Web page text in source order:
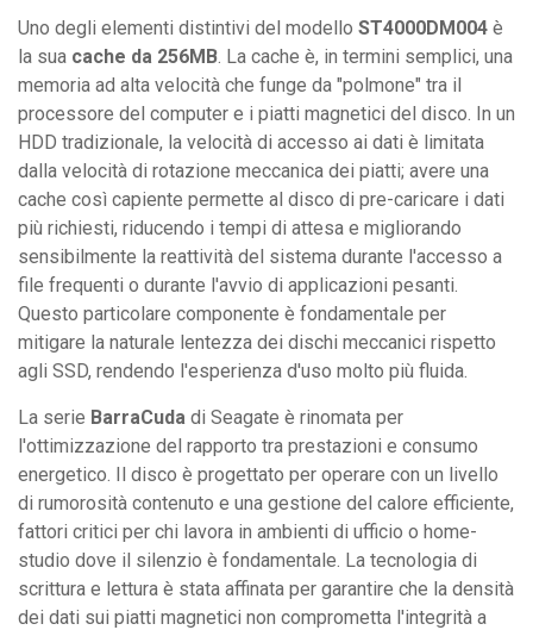
Uno degli elementi distintivi del modello ST4000DM004 è
la sua cache da 256MB. La cache è, in termini semplici, una
memoria ad alta velocità che funge da "polmone" tra il
processore del computer e i piatti magnetici del disco. In un
HDD tradizionale, la velocità di accesso ai dati è limitata
dalla velocità di rotazione meccanica dei piatti; avere una
cache così capiente permette al disco di pre-caricare i dati
più richiesti, riducendo i tempi di attesa e migliorando
sensibilmente la reattività del sistema durante l'accesso a
file frequenti o durante l'avvio di applicazioni pesanti.
Questo particolare componente è fondamentale per
mitigare la naturale lentezza dei dischi meccanici rispetto
agli SSD, rendendo l'esperienza d'uso molto più fluida.
La serie BarraCuda di Seagate è rinomata per
l'ottimizzazione del rapporto tra prestazioni e consumo
energetico. Il disco è progettato per operare con un livello
di rumorosità contenuto e una gestione del calore efficiente,
fattori critici per chi lavora in ambienti di ufficio o home-
studio dove il silenzio è fondamentale. La tecnologia di
scrittura e lettura è stata affinata per garantire che la densità
dei dati sui piatti magnetici non comprometta l'integrità a